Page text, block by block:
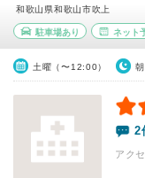
和歌山県和歌山市吹上
駐車場あり ネット
土曜（〜12:00）
2
アク